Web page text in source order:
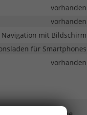
vorhanden
vorhanden
Navigation mit Bildschirm
für Smartphones
vorhanden